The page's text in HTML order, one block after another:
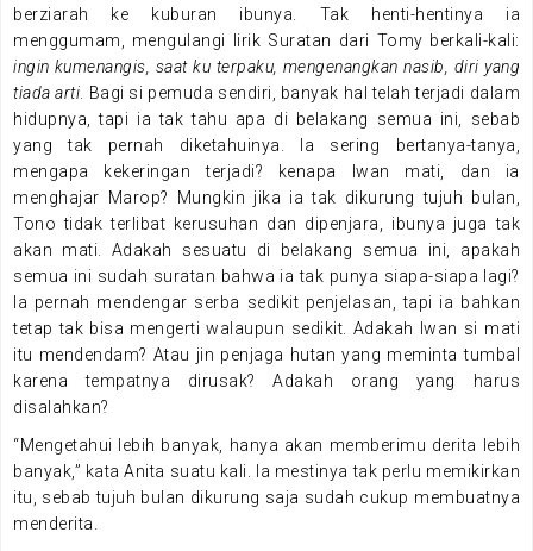
berziarah ke kuburan ibunya. Tak henti-hentinya ia
menggumam, mengulangi lirik Suratan dari Tomy berkali-kali:
ingin kumenangis, saat ku terpaku, mengenangkan nasib, diri yang
tiada arti . Bagi si pemuda sendiri, banyak hal telah terjadi dalam
hidupnya, tapi ia tak tahu apa di belakang semua ini, sebab
yang tak pernah diketahuinya. Ia sering bertanya-tanya,
mengapa kekeringan terjadi? kenapa Iwan mati, dan ia
menghajar Marop? Mungkin jika ia tak dikurung tujuh bulan,
Tono tidak terlibat kerusuhan dan dipenjara, ibunya juga tak
akan mati. Adakah sesuatu di belakang semua ini, apakah
semua ini sudah suratan bahwa ia tak punya siapa-siapa lagi?
Ia pernah mendengar serba sedikit penjelasan, tapi ia bahkan
tetap tak bisa mengerti walaupun sedikit. Adakah Iwan si mati
itu mendendam? Atau jin penjaga hutan yang meminta tumbal
karena tempatnya dirusak? Adakah orang yang harus
disalahkan?
“Mengetahui lebih banyak, hanya akan memberimu derita lebih
banyak,” kata Anita suatu kali. Ia mestinya tak perlu memikirkan
itu, sebab tujuh bulan dikurung saja sudah cukup membuatnya
menderita.